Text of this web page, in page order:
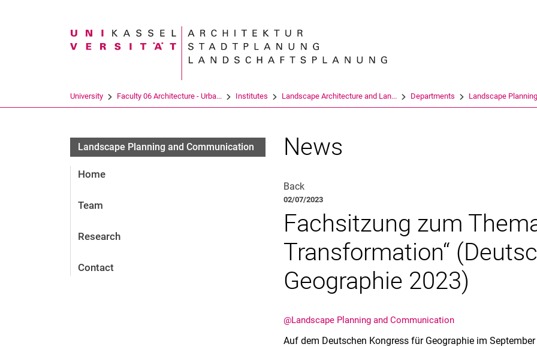
Search term
University Faculty 06 Architecture - Urba... Institutes Landscape Architecture and Lan... Departments Landscape
Landscape Planning and Communication
Home
Team
Research
Contact
News
Back
02/07/2023
Fachsitzung zum
Transformation“
Geographie 2023)
@Landscape Planning and Communication
Auf dem Deutschen Kongress für Geographie im